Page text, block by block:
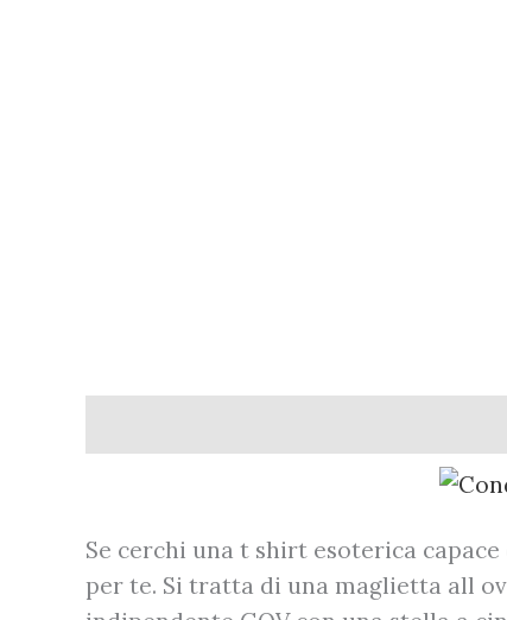
Se cerchi una t shirt esoterica
per te. Si tratta di una maglietta all